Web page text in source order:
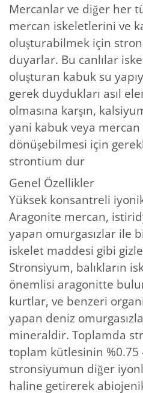
Mercanlar ve diğer her
mercan iskeletlerini ve
oluşturabilmek için
duyarlar. Bu canlılar
oluşturan kabuk su
gerek duydukları asıl
olmasına karşın,
yani kabuk veya
dönüşebilmesi için
strontium dur
Genel Özellikler
Yüksek konsantreli
Aragonite mercan,
yapan omurgasızlar ile
iskelet maddesi gibi
Stronsiyum, balıkların
önemlisi aragonitte
kurtlar, ve benzeri
yapan deniz
mineraldir. Toplamda
toplam kütlesinin
stronsiyumun diğer
haline getirerek